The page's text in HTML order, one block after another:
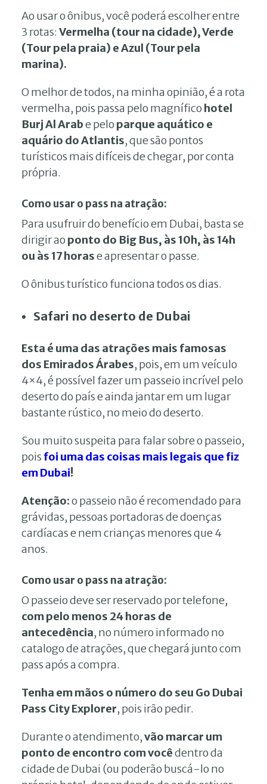
Ao usar o ônibus, você poderá escolher entre
3 rotas: Vermelha (tour na cidade), Verde
(Tour pela praia) e Azul (Tour pela
marina).
O melhor de todos, na minha opinião, é a rota
vermelha, pois passa pelo magnífico hotel
Burj Al Arabe pelo parque aquático e
aquário do Atlantis, que são pontos
turísticos mais difíceis de chegar, por conta
própria.
Como usar o pass na atração:
Para usufruir do benefício em Dubai, basta se
dirigir ao ponto do Big Bus, às 10h, às 14h
ou às 17 horase apresentar o passe.
O ônibus turístico funciona todos os dias.
Safari no deserto de Dubai
Esta é uma das atrações mais famosas
dos Emirados Árabes, pois, em um veículo
4×4, é possível fazer um passeio incrível pelo
deserto do país e ainda jantar em um lugar
bastante rústico, no meio do deserto.
Sou muito suspeita para falar sobre o passeio,
pois foi uma das coisas mais legais que fiz
em Dubai!
Atenção:o passeio não é recomendado para
grávidas, pessoas portadoras de doenças
cardíacas e nem crianças menores que 4
anos.
Como usar o pass na atração:
O passeio deve ser reservado por telefone,
com pelo menos 24 horas de
antecedência, no número informado no
catalogo de atrações, que chegará junto com
pass após a compra.
Tenha em mãos o número do seu Go Dubai
Pass City Explorer, pois irão pedir.
Durante o atendimento,vão marcar um
ponto de encontro com vocêdentro da
cidade de Dubai (ou poderão buscá-lo no